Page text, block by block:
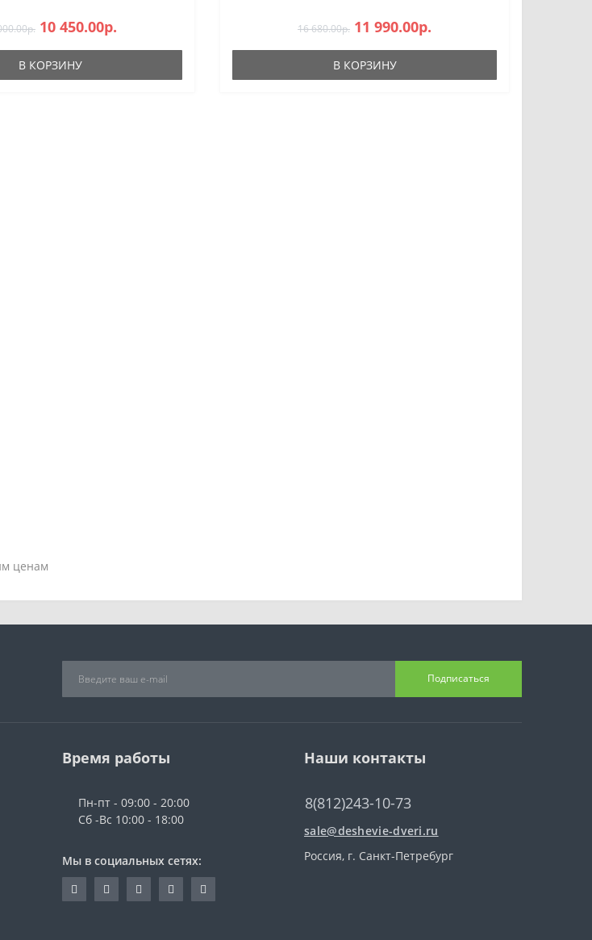
10 450.00р.
В КОРЗИНУ
16 680.00р. 11 990.00р.
В КОРЗИНУ
ценам
Подписаться
Время работы
Пн-пт - 09:00 - 20:00
Сб -Вс 10:00 - 18:00
Мы в социальных сетях:
Наши контакты
8(812)243-10-73
sale@deshevie-dveri.ru
Россия, г. Санкт-Петребург